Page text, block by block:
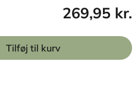
269,95 kr.
Tilføj til kurv